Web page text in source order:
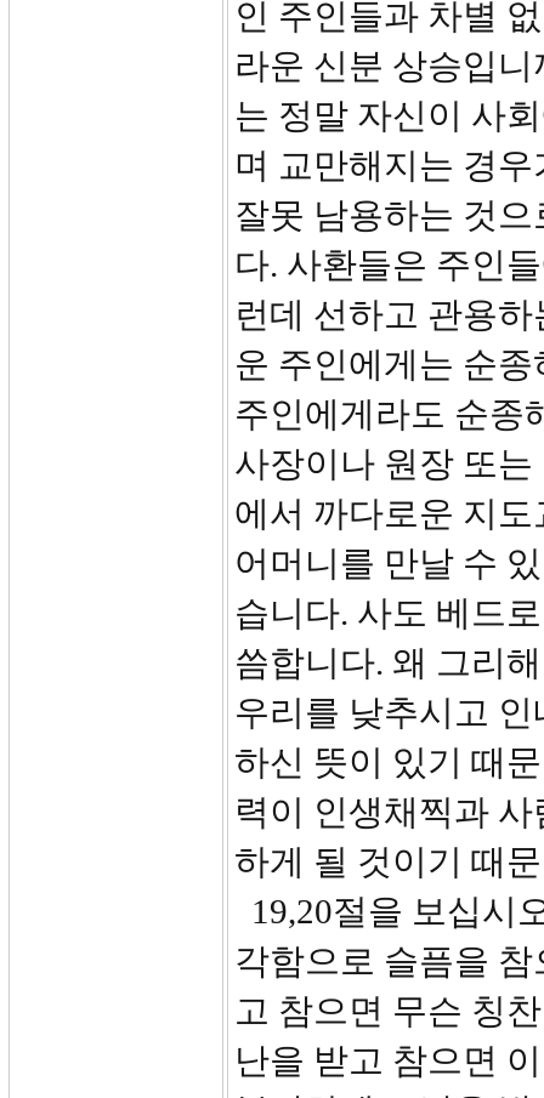
인 주인들과 차별
라운 신분 상승입
는 정말 자신이 사
며 교만해지는 경
잘못 남용하는 것
다. 사환들은 주인
런데 선하고 관용
운 주인에게는 순
주인에게라도 순종
사장이나 원장 또
에서 까다로운 지
어머니를 만날 수
습니다. 사도 베드
씀합니다. 왜 그리
우리를 낮추시고
하신 뜻이 있기 때
력이 인생채찍과
하게 될 것이기 때
19,20절을 보십시
각함으로 슬픔을
고 참으면 무슨 칭
난을 받고 참으면